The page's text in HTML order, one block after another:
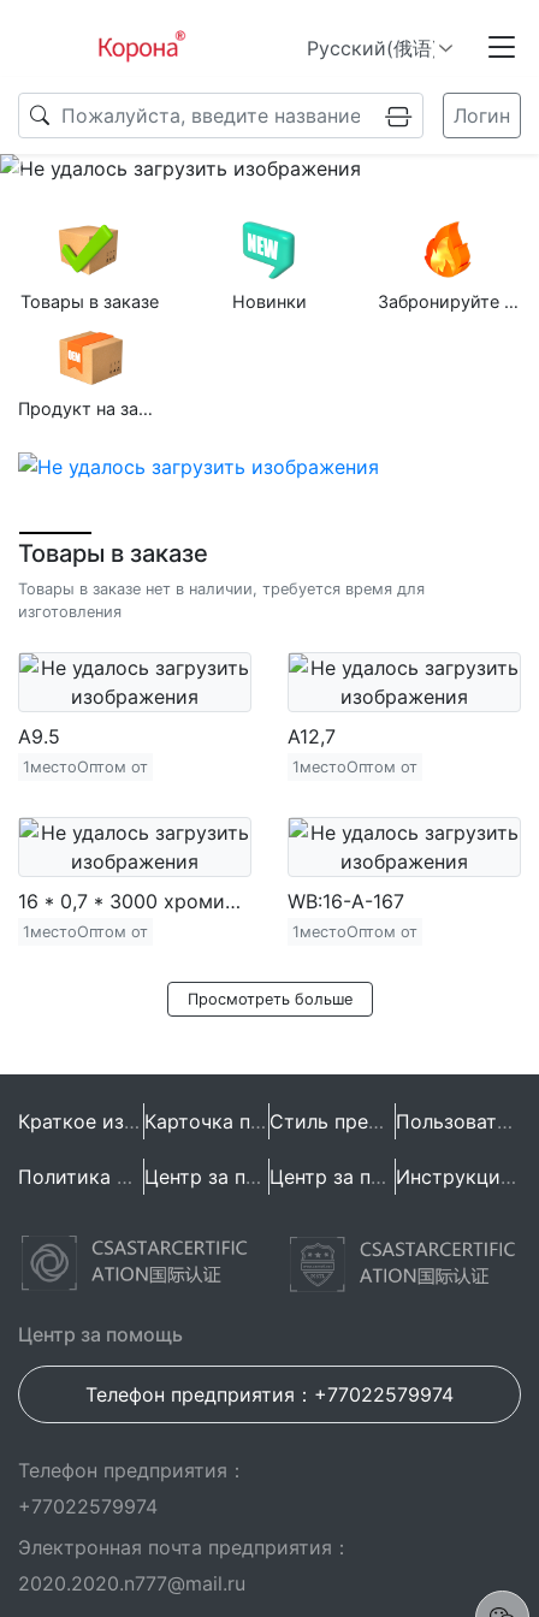
Логин
Previous
Товары в заказе Новинки Забронируйте групповую покупку
Продукт на заказ
Товары в заказе
Товары в заказе нет в наличии, требуется время для
изготовления
A9.5
1местоОптом от
A12,7
1местоОптом от
16 * 0,7 * 3000 хромированная железная труба (720 г)
1местоОптом от
WB:16-A-167
1местоОптом от
Просмотреть больше
Краткое изложение предприятия Карточка предприятия Стиль предприятия Пользовательское Соглашение
Политика конфиденциальности Центр за помощь Центр за помощь Инструкция по эксплуатации
Центр за помощь
Телефон предприятия：+77022579974
Телефон предприятия：
+77022579974
Электронная почта предприятия：
2020.2020.n777@mail.ru